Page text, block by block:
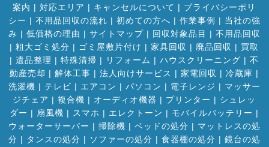
案内 | 対応エリア | キャンセルについて | プライバシーポリ
シー | 不用品回収の流れ | 初めての方へ | 作業事例 | 当社の強
み | 低価格の理由 | サイトマップ| 回収対象品目 | 不用品回収
| 粗大ゴミ処分 | ゴミ屋敷片付け | 家具回収 | 廃品回収 | 買取
| 遺品整理 | 特殊清掃 | リフォーム | ハウスクリーニング | 不
動産売却 | 解体工事 | 法人向けサービス | 家電回収 | 冷蔵庫 |
洗濯機 | テレビ | エアコン | パソコン | 電子レンジ | マッサー
ジチェア | 複合機 | オーディオ機器 | プリンター | シュレッ
ダー | 扇風機 | スマホ | エレクトーン | モバイルバッテリー |
ウォーターサーバー | 掃除機 | ベッドの処分 | マットレスの処
分 | タンスの処分 | ソファーの処分 | 食器棚の処分 | 鏡台の処